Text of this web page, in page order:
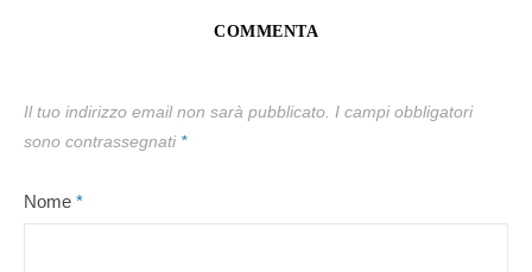
COMMENTA
Il tuo indirizzo email non sarà pubblicato. I campi obbligatori
sono contrassegnati *
Nome *